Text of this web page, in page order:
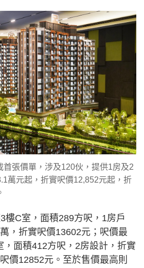
首張價單，涉及120伙，提供1房及2
萬元起，折實呎價12,852元起，折
樓C室，面積289方呎，1房戶
，折實呎價13602元；呎價最
，面積412方呎，2房設計，折實
價12852元。至於售價最高則